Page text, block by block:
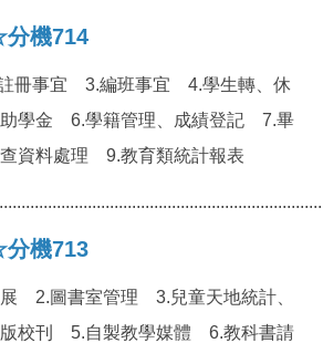
機714
冊事宜 3.編班事宜 4.學生轉、休
學金 6.學籍管理、成績登記 7.畢
資料處理 9.教育類統計報表
機713
2.圖書室管理 3.兒童天地統計、
版校刊 5.自製教學媒體 6.教科書請